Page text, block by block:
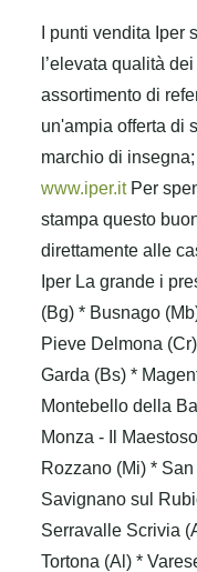
I punti vendita
l’elevata qualità
assortimento di
un'ampia offerta di
marchio di
www.iper.itPer
stampa questo
direttamente alle
Iper La grande i
(Bg) * Busnago
Pieve Delmona
Garda (Bs) *
Montebello della
Monza - Il
Rozzano (Mi) *
Savignano sul
Serravalle Scrivia
Tortona (Al) *